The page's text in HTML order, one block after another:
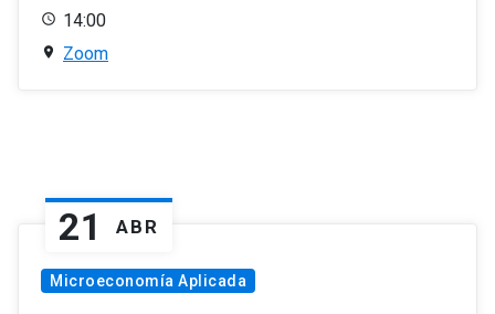
14:00
Zoom
21 ABR
Microeconomía Aplicada